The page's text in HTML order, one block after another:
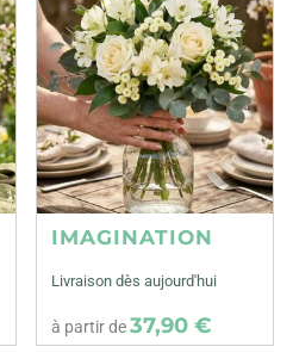
IMAGINATION
Livraison dès aujourd'hui
à partir de37,90 €